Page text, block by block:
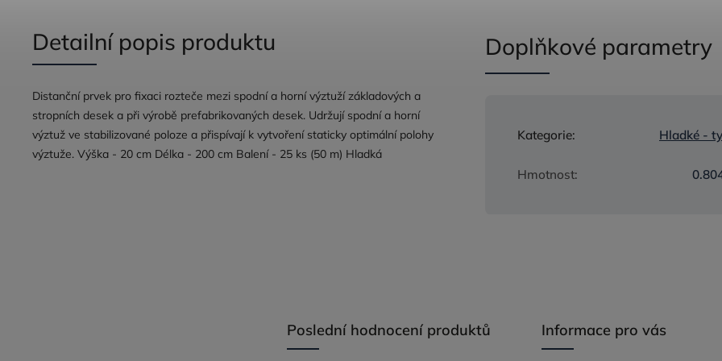
Detailní popis produktu
Distanční prvek pro fixaci rozteče mezi spodní a horní výztuží základových a
stropních desek a při výrobě prefabrikovaných desek. Udržují spodní a horní
výztuž ve stabilizované poloze a přispívají k vytvoření staticky optimální polohy
výztuže. Výška - 20 cm Délka - 200 cm Balení - 25 ks (50 m) Hladká
Doplňkové parametry
Kategorie: Hladké -
Hmotnost:
Poslední hodnocení produktů Informace pro vás